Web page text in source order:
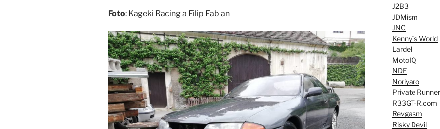
Foto: Kageki Racinga Filip Fabian
J2B3
JDMism
JNC
Kenny`s World
Lardel
MotoIQ
NDF
Noriyaro
Private
R33GT-R.com
Revgasm
Risky Devil